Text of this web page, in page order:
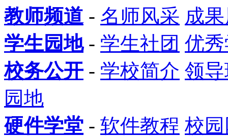
教师频道 - 名师风采 成
学生园地- 学生社团 优
校务公开 - 学校简介 领
园地
硬件学堂 - 软件教程 校